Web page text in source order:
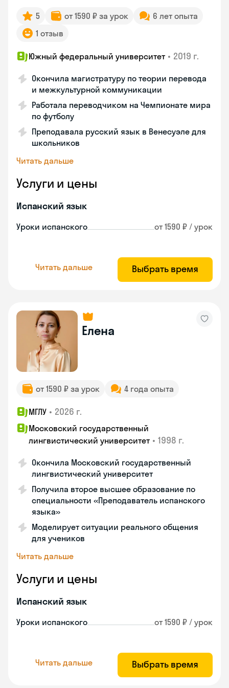
5 от 1590 ₽ за урок
6 лет опыта
1 отзыв
Южный федеральный университет • 2019 г.
Окончила магистратуру по теории перевода
и межкультурной коммуникации
Работала переводчиком на Чемпионате мира
по футболу
Преподавала русский язык в Венесуэле для
школьников
Читать дальше
Услуги и цены
Испанский язык
Уроки испанского от 1590 ₽ / урок
Читать дальше Выбрать время
Елена
от 1590 ₽ за урок 4 года опыта
МГЛУ • 2026 г.
Московский государственный
лингвистический университет • 1998 г.
Окончила Московский государственный
лингвистический университет
Получила второе высшее образование по
специальности «Преподаватель испанского
языка»
Моделирует ситуации реального общения
для учеников
Читать дальше
Услуги и цены
Испанский язык
Уроки испанского от 1590 ₽ / урок
Читать дальше Выбрать время